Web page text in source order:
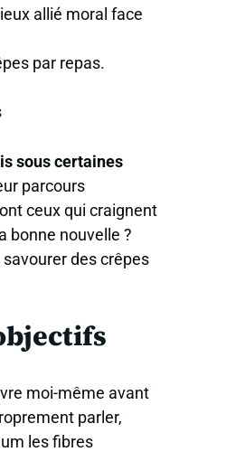
allié moral face
par repas.
sous certaines
parcours
ceux qui craignent
bonne nouvelle ?
des crêpes
moi-même avant
parler,
les fibres